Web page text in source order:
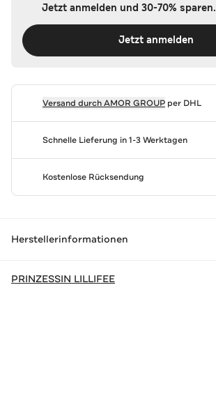
Jetzt anmelden und 30-70% sparen.
Jetzt anmelden
Versand durchAMOR GROUPper DHL
Schnelle Lieferung in 1-3 Werktagen
Kostenlose Rücksendung
Herstellerinformationen
PRINZESSIN LILLIFEE